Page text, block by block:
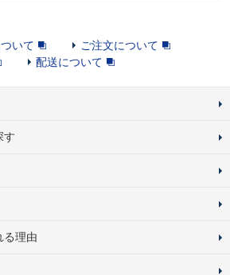
いて
ご注文について
配送について
す
る理由